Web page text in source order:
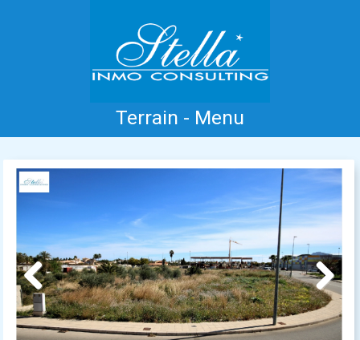
Terrain - Menu
Accueil Costa Blanca Vente Location
Nouvelle Construction
Information
Références Contact
Previous Next